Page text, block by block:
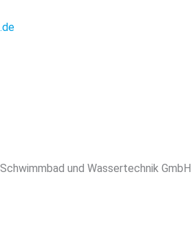
und Wassertechnik GmbH